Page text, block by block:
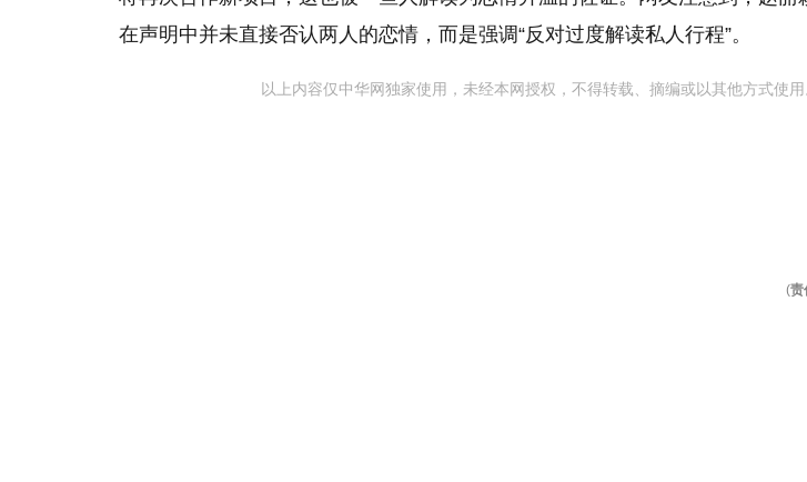
在声明中并未直接否认两人的恋情，而是强调“反对过度解读私人行程”。
以上内容仅中华网独家使用，未经本网授权，不得转载、摘编或以其他方式使用
(责